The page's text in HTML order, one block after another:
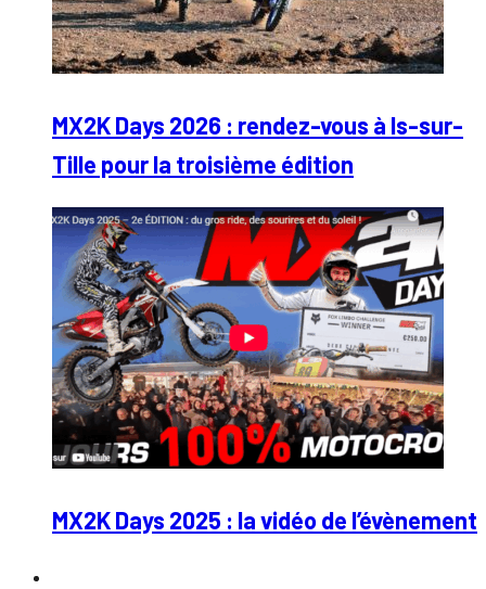
MX2K Days 2026 : rendez-vous à Is-sur-
Tille pour la troisième édition
MX2K Days 2025 : la vidéo de l’évènement